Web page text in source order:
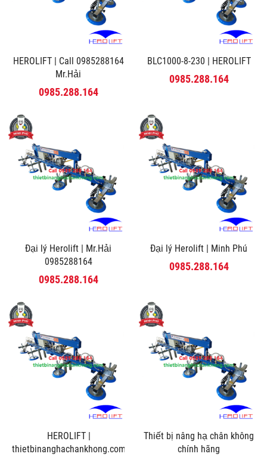
HEROLIFT | Call 0985288164
Mr.Hải
0985.288.164
BLC1000-8-230 | HEROLIFT
0985.288.164
Đại lý Herolift | Mr.Hải
0985288164
0985.288.164
Đại lý Herolift | Minh Phú
0985.288.164
HEROLIFT |
thietbinanghachankhong.com
Thiết bị nâng hạ chân không
chính hãng